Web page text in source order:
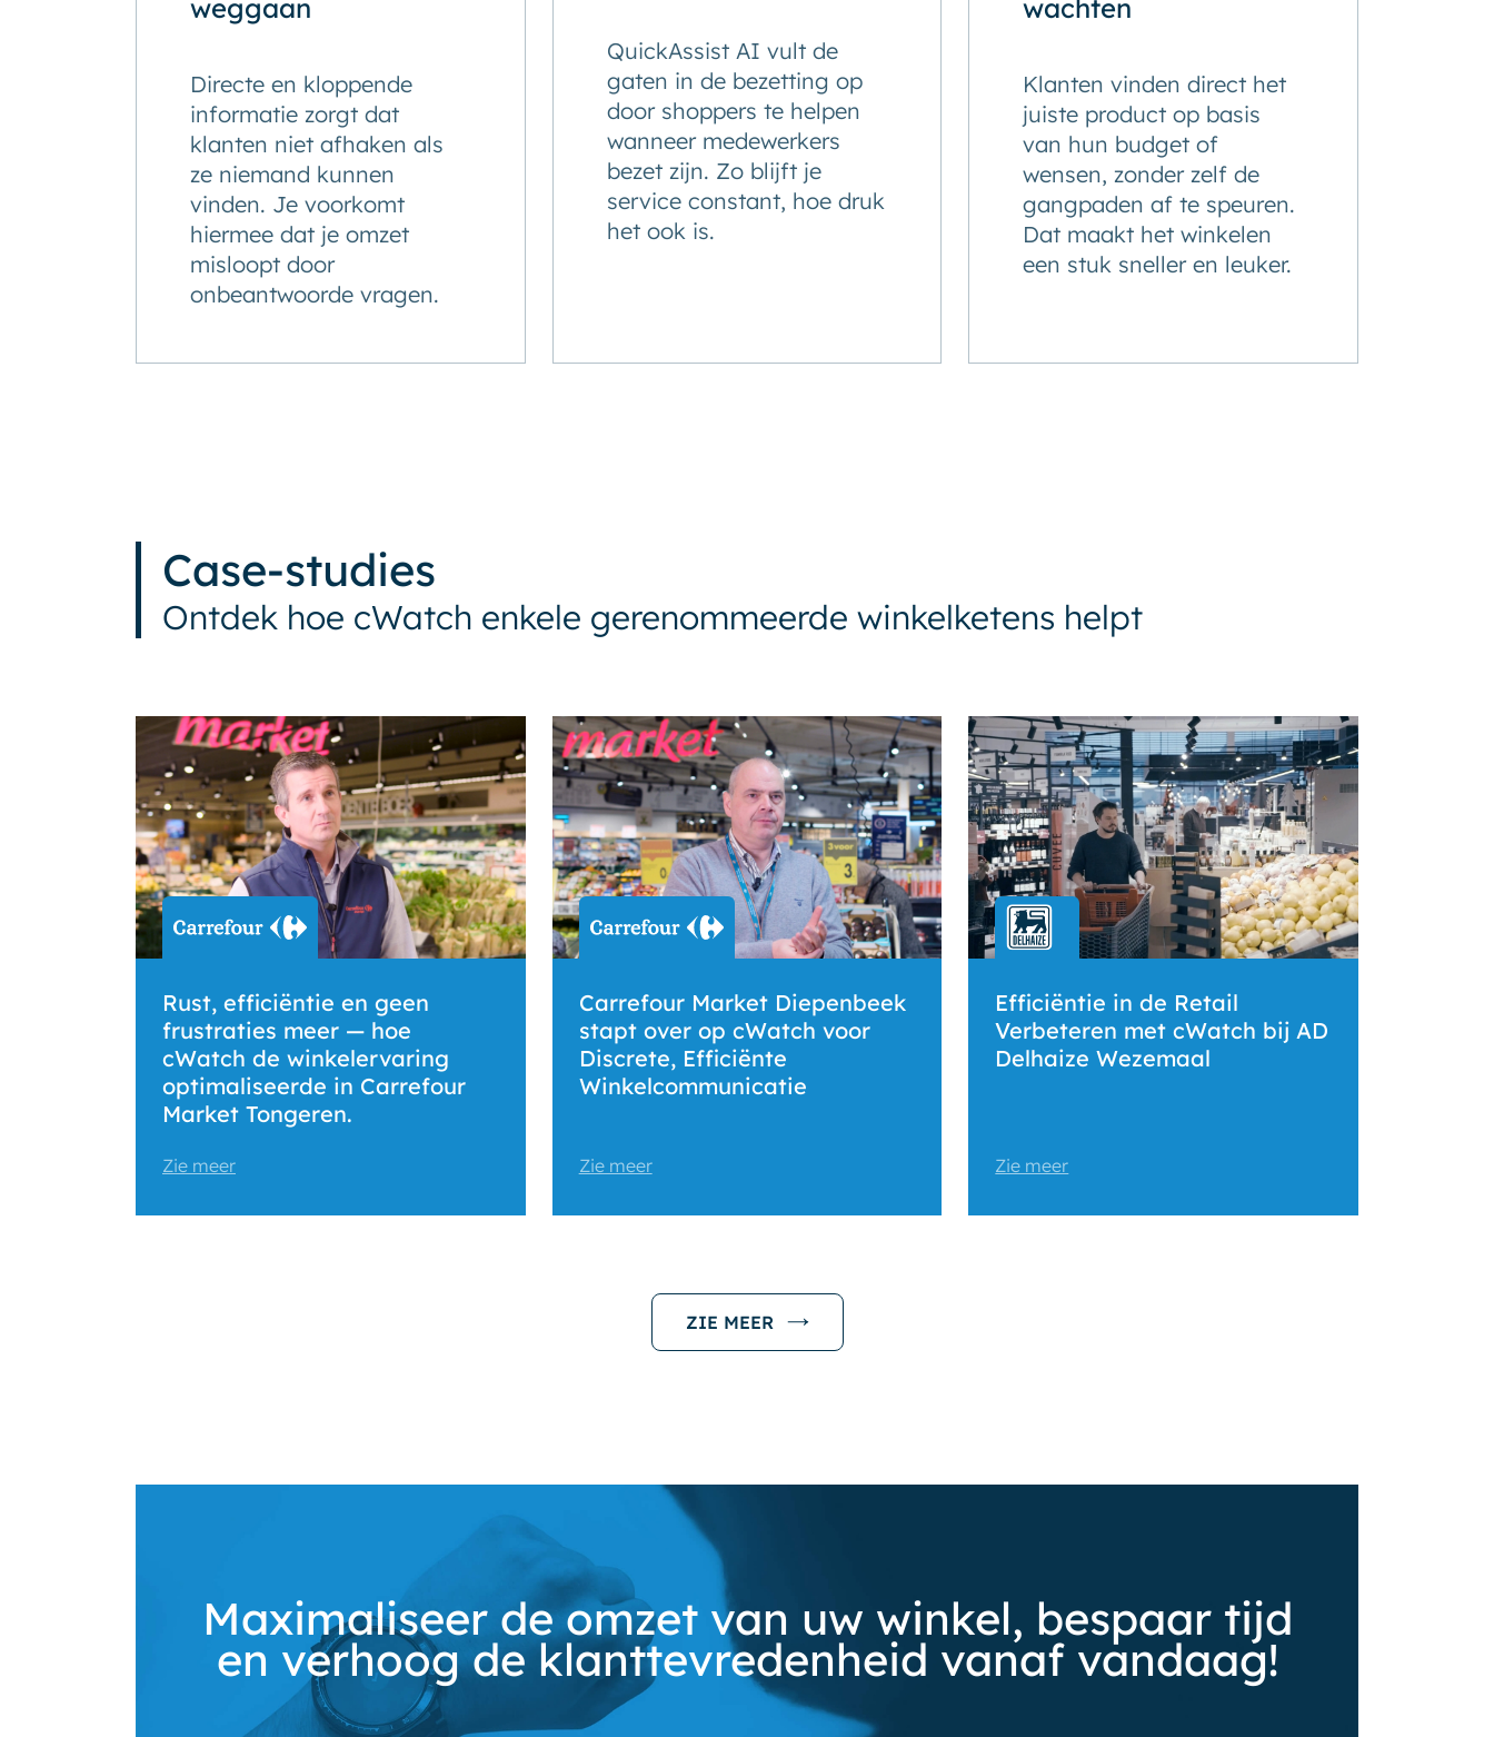
weggaan
Directe en kloppende
informatie zorgt dat
klanten niet afhaken als
ze niemand kunnen
vinden. Je voorkomt
hiermee dat je omzet
misloopt door
onbeantwoorde vragen.
QuickAssist AI vult de
gaten in de bezetting op
door shoppers te helpen
wanneer medewerkers
bezet zijn. Zo blijft je
service constant, hoe druk
het ook is.
wachten
Klanten vinden direct het
juiste product op basis
van hun budget of
wensen, zonder zelf de
gangpaden af te speuren.
Dat maakt het winkelen
een stuk sneller en leuker.
Case-studies
Ontdek hoe cWatch enkele gerenommeerde winkelketens helpt
Rust, efficiëntie en geen
frustraties meer — hoe
cWatch de winkelervaring
optimaliseerde in Carrefour
Market Tongeren.
Zie meer
Carrefour Market Diepenbeek
stapt over op cWatch voor
Discrete, Efficiënte
Winkelcommunicatie
Zie meer
Efficiëntie in de Retail
Verbeteren met cWatch bij AD
Delhaize Wezemaal
Zie meer
ZIE MEER
Maximaliseer de omzet van uw winkel, bespaar tijd
en verhoog de klanttevredenheid vanaf vandaag!